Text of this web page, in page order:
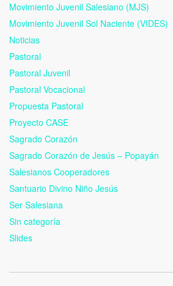
Movimiento Juvenil Salesiano (MJS)
Movimiento Juvenil Sol Naciente (VIDES)
Noticias
Pastoral
Pastoral Juvenil
Pastoral Vocacional
Propuesta Pastoral
Proyecto CASE
Sagrado Corazón
Sagrado Corazón de Jesús – Popayán
Salesianos Cooperadores
Santuario Divino Niño Jesús
Ser Salesiana
Sin categoría
Slides